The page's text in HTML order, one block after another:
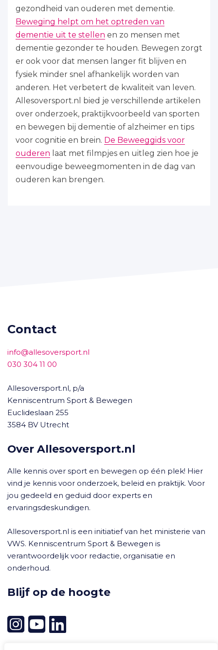
gezondheid van ouderen met dementie.
Beweging helpt om het optreden van
dementie uit te stellen en zo mensen met
dementie gezonder te houden. Bewegen zorgt
er ook voor dat mensen langer fit blijven en
fysiek minder snel afhankelijk worden van
anderen. Het verbetert de kwaliteit van leven.
Allesoversport.nl bied je verschillende artikelen
over onderzoek, praktijkvoorbeeld van sporten
en bewegen bij dementie of alzheimer en tips
voor cognitie en brein. De Beweeggids voor
ouderen laat met filmpjes en uitleg zien hoe je
eenvoudige beweegmomenten in de dag van
ouderen kan brengen.
Contact
info@allesoversport.nl
030 304 11 00
Allesoversport.nl, p/a
Kenniscentrum Sport & Bewegen
Euclideslaan 255
3584 BV Utrecht
Over Allesoversport.nl
Alle kennis over sport en bewegen op één plek! Hier
vind je kennis voor onderzoek, beleid en praktijk. Voor
jou gedeeld en geduid door experts en
ervaringsdeskundigen.
Allesoversport.nl is een initiatief van het ministerie van
VWS. Kenniscentrum Sport & Bewegen is
verantwoordelijk voor redactie, organisatie en
onderhoud.
Blijf op de hoogte